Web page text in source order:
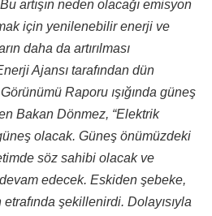
artışın neden olacağı emisyon
için yenilenebilir enerji ve
daha da artırılması
Ajansı tarafından dün
Raporu ışığında güneş
Bakan Dönmez, “Elektrik
olacak. Güneş önümüzdeki
söz sahibi olacak ve
edecek. Eskiden şebeke,
şekillenirdi. Dolayısıyla